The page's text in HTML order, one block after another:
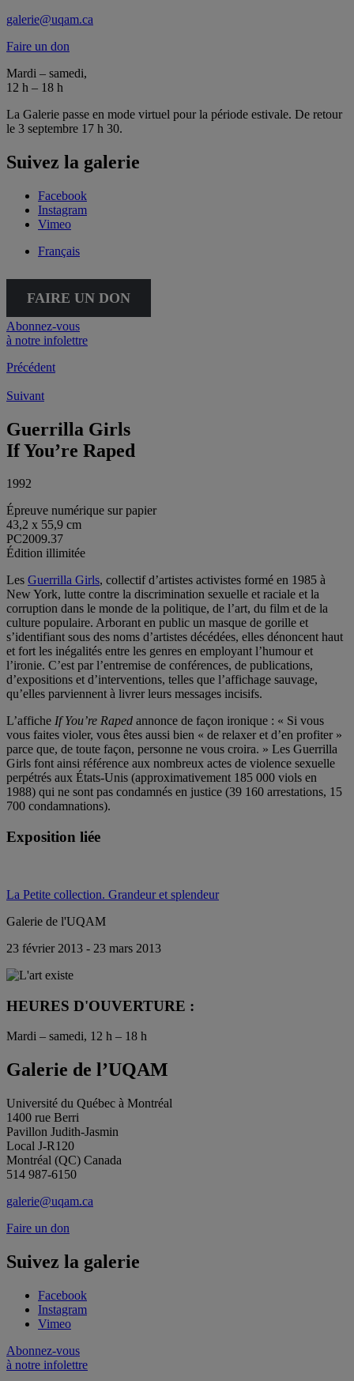
galerie@uqam.ca
Faire un don
Mardi – samedi,
12 h – 18 h
La Galerie passe en mode virtuel pour la période estivale. De retour
le 3 septembre 17 h 30.
Suivez la galerie
Facebook
Instagram
Vimeo
Français
FAIRE UN DON
Abonnez-vous
à notre infolettre
Précédent
Suivant
Guerrilla Girls
If You’re Raped
1992
Épreuve numérique sur papier
43,2 x 55,9 cm
PC2009.37
Édition illimitée
Les Guerrilla Girls, collectif d’artistes activistes formé en 1985 à
New York, lutte contre la discrimination sexuelle et raciale et la
corruption dans le monde de la politique, de l’art, du film et de la
culture populaire. Arborant en public un masque de gorille et
s’identifiant sous des noms d’artistes décédées, elles dénoncent haut
et fort les inégalités entre les genres en employant l’humour et
l’ironie. C’est par l’entremise de conférences, de publications,
d’expositions et d’interventions, telles que l’affichage sauvage,
qu’elles parviennent à livrer leurs messages incisifs.
L’affiche If You’re Raped annonce de façon ironique : « Si vous
vous faites violer, vous êtes aussi bien « de relaxer et d’en profiter »
parce que, de toute façon, personne ne vous croira. » Les Guerrilla
Girls font ainsi référence aux nombreux actes de violence sexuelle
perpétrés aux États-Unis (approximativement 185 000 viols en
1988) qui ne sont pas condamnés en justice (39 160 arrestations, 15
700 condamnations).
Exposition liée
La Petite collection. Grandeur et splendeur
Galerie de l'UQAM
23 février 2013 - 23 mars 2013
HEURES D'OUVERTURE :
Mardi – samedi, 12 h – 18 h
Galerie de l’UQAM
Université du Québec à Montréal
1400 rue Berri
Pavillon Judith-Jasmin
Local J-R120
Montréal (QC) Canada
514 987-6150
galerie@uqam.ca
Faire un don
Suivez la galerie
Facebook
Instagram
Vimeo
Abonnez-vous
à notre infolettre